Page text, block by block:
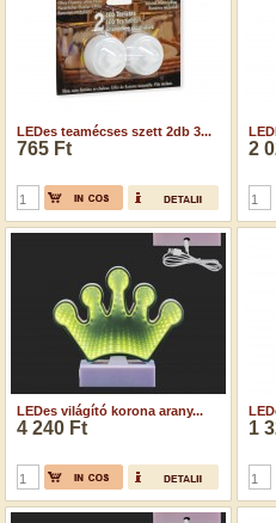
LEDes teamécses szett 2db 3...
765 Ft 2
LEDes világító korona arany...
4 240 Ft 1